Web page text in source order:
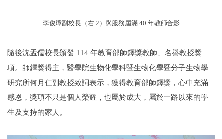
李俊璋副校長（右 2）與服務屆滿 40 年教師合影
隨後沈孟儒校長頒發 114 年教育部師鐸獎教師、名譽教授獎
項。師鐸獎得主，醫學院生物化學科暨生物化學暨分子生物學
研究所何月仁副教授致詞表示，獲得教育部師鐸獎，心中充滿
感恩，獎項不只是個人榮耀，也屬於成大，屬於一路以來的學
生及支持的家人。